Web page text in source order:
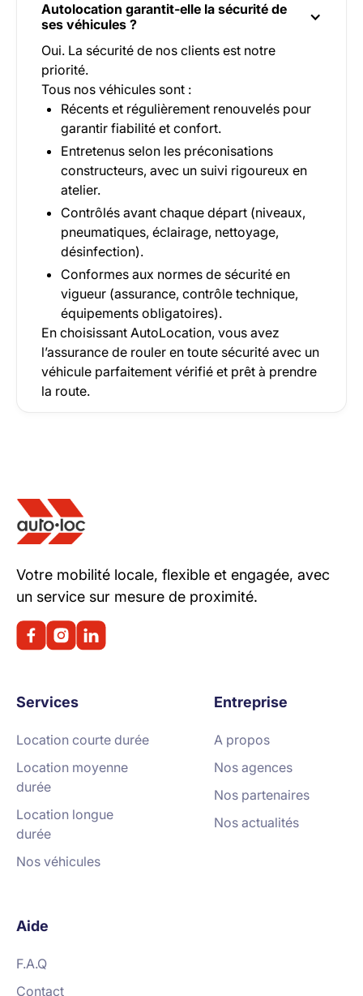
Autolocation garantit-elle la sécurité de
ses véhicules ?
Oui. La sécurité de nos clients est notre
priorité.
Tous nos véhicules sont :
Récents et régulièrement renouvelés pour
garantir fiabilité et confort.
Entretenus selon les préconisations
constructeurs, avec un suivi rigoureux en
atelier.
Contrôlés avant chaque départ (niveaux,
pneumatiques, éclairage, nettoyage,
désinfection).
Conformes aux normes de sécurité en
vigueur (assurance, contrôle technique,
équipements obligatoires).
En choisissant AutoLocation, vous avez
l’assurance de rouler en toute sécurité avec un
véhicule parfaitement vérifié et prêt à prendre
la route.
Votre mobilité locale, flexible et engagée, avec
un service sur mesure de proximité.
Services
Location courte durée
Location moyenne
durée
Location longue
durée
Nos véhicules
Entreprise
A propos
Nos agences
Nos partenaires
Nos actualités
Aide
F.A.Q
Contact